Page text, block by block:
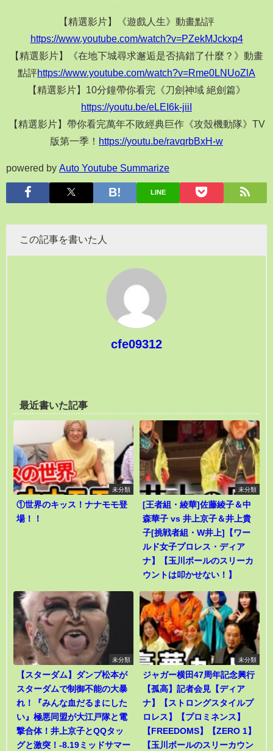
【精選影片】《遊戲人生》動畫點評
https://www.youtube.com/watch?v=PZekMJckxp4
【精選影片】《在地下城尋求邂逅是否搞錯了什麼？》動畫
點評https://www.youtube.com/watch?v=Rme0LNUoZlA
【精選影片】10分鐘帶你看完《刀劍神域 絕劍篇》
https://youtu.be/eLEI6k-jiiI
【精選影片】帶你看完萬年不敗經典巨作《攻殼機動隊》TV
版第一季！ https://youtu.be/ravqrbBxH-w
powered by Auto Youtube Summarize
LINE
この記事を書いた人
cfe09312
最近書いた記事
未分類
①世界のキッス！ナナモモ登
場！！
未分類
[王者組・綾華]佐藤綾子＆中
森華子 vs 井上京子＆井上貴
子[挑戦者組・W井上]【ワー
ルド女子プロレス・ディア
ナ】【玉川ボールのスリーカ
ウントは叩かせない！】
未分類
【スターダム】ダンプ松本が
スターダムで制御不能の大暴
れ！『みんな血だるまにした
い』極悪同盟が大江戸隊と電
撃合体！井上京子とQQタッ
グと激突！-8.19ミッドサマー
未分類
ジャガー横田47周年記念興行
【孤高】記者会見【ディア
ナ】【ストロングスタイルプ
ロレス】【プロミネンス】
【FREEDOMS】【ZERO 1】
【玉川ボールのスリーカウン